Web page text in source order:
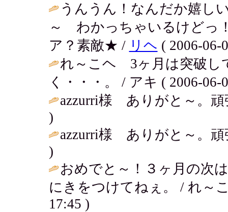
うんうん！なんだか嬉し
～ わかっちゃいるけどっ
ア？素敵★ / リヘ ( 2006-06-
れ～こヘ 3ヶ月は突破し
く・・・。 / アキ ( 2006-06-
azzurri様 ありがと～。頑
)
azzurri様 ありがと～。頑
)
おめでと～！３ヶ月の次
にきをつけてねぇ。 / れ～
17:45 )